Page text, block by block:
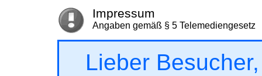
Impressum
Angaben gemäß § 5 Telemediengesetz
Lieber